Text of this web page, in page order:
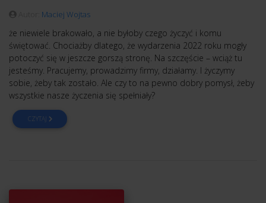
Maciej Wojtas
że niewiele brakowało, a nie byłoby czego życzyć i komu
świętować. Chociażby dlatego, że wydarzenia 2022 roku mogły
potoczyć się w jeszcze gorszą stronę. Na szczęście – wciąż tu
jesteśmy. Pracujemy, prowadzimy firmy, działamy. I życzymy
sobie, żeby tak zostało. Ale czy to na pewno dobry pomysł, żeby
wszystkie nasze życzenia się spełniały?
CZYTAJ